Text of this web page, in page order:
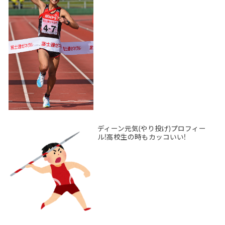
ディーン元気(やり投げ)プロフィー
ル!高校生の時もカッコいい!